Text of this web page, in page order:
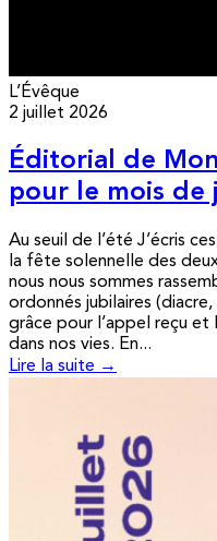
L’Évêque
2 juillet 2026
Éditorial de
pour le mois de
Au seuil de l’été J’écris
la fête solennelle des
nous nous sommes
ordonnés jubilaires
grâce pour l’appel reçu
dans nos vies. En...
Lire la suite →